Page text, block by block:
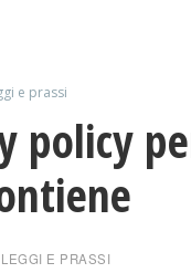
e prassi
policy
LEGGI E PRASSI